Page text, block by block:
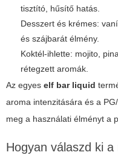
tisztító, hűsítő hatás.
Desszert és krémes:
és szájbarát élmény.
Koktél-ihlette: mojito,
rétegzett aromák.
Az egyes elf bar liquid
aroma intenzitására és a
meg a használati élményt a
Hogyan válaszd ki